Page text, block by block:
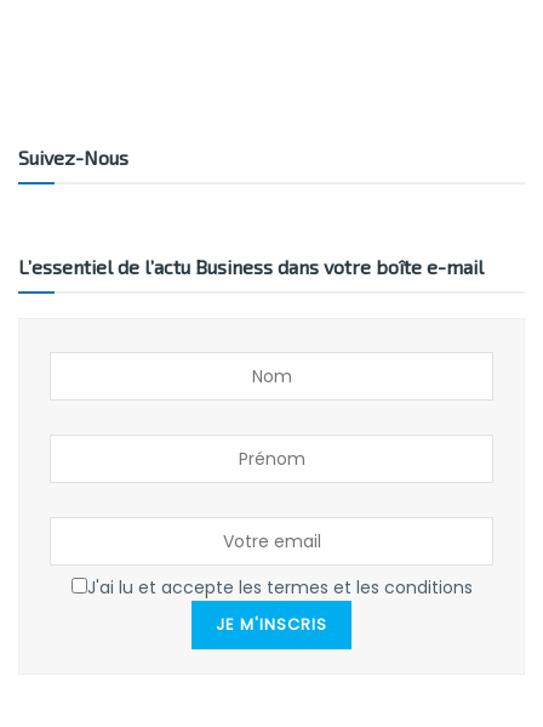
Suivez-Nous
L’essentiel de l’actu Business dans votre boîte e-mail
J'ai lu et accepte les termes et les conditions
JE M'INSCRIS